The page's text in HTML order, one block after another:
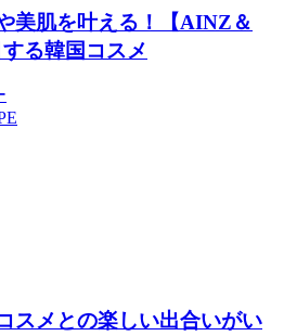
美肌を叶える！【AINZ＆
る韓国コスメ
スメとの楽しい出合いがい